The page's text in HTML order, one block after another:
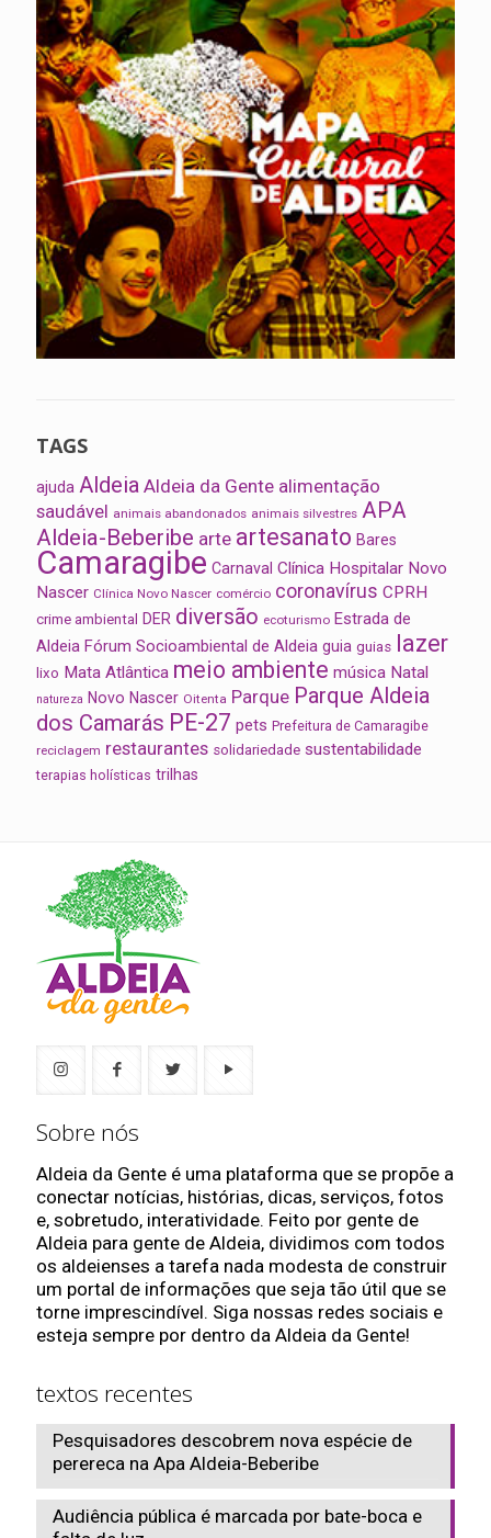
TAGS
ajuda Aldeia Aldeia da Gente alimentação
saudável animais abandonados animais silvestres APA
Aldeia-Beberibe arte artesanato Bares
Camaragibe Carnaval Clínica Hospitalar Novo
Nascer Clínica Novo Nascer comércio coronavírus CPRH
crime ambiental DER diversão ecoturismo Estrada de
Aldeia Fórum Socioambiental de Aldeia guia guias lazer
lixo Mata Atlântica meio ambiente música Natal
natureza Novo Nascer Oitenta Parque Parque Aldeia
dos Camarás PE-27 pets Prefeitura de Camaragibe
reciclagem restaurantes solidariedade sustentabilidade
terapias holísticas trilhas
Sobre nós
Aldeia da Gente é uma plataforma que se propõe a
conectar notícias, histórias, dicas, serviços, fotos
e, sobretudo, interatividade. Feito por gente de
Aldeia para gente de Aldeia, dividimos com todos
os aldeienses a tarefa nada modesta de construir
um portal de informações que seja tão útil que se
torne imprescindível. Siga nossas redes sociais e
esteja sempre por dentro da Aldeia da Gente!
textos recentes
Pesquisadores descobrem nova espécie de
perereca na Apa Aldeia-Beberibe
Audiência pública é marcada por bate-boca e